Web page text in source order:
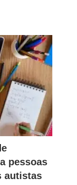
pessoas
autistas